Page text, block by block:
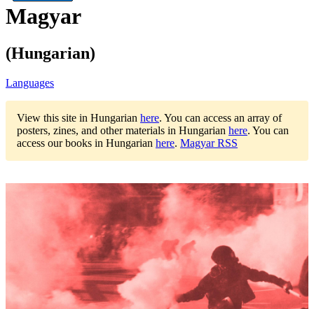
Magyar
(Hungarian)
Languages
View this site in Hungarian here. You can access an array of
posters, zines, and other materials in Hungarian here. You can
access our books in Hungarian here. Magyar RSS